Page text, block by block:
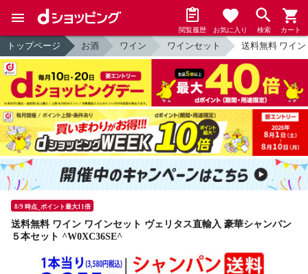
閲覧履歴 お気に入り 検索 カート
トップページ お酒 ワイン ワインセット 送料無料 ワイ
8/9 時点_ポイント最大11倍
送料無料 ワイン ワインセット ヴェリタス直輸入 豪華シャンパン
５本セット ^W0XC36SE^